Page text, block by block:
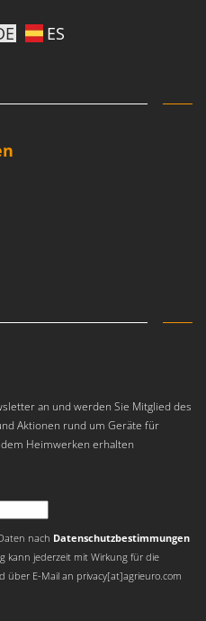
ES
an und werden Sie Mitglied des
Aktionen rund um Geräte für
Heimwerken erhalten
nach Datenschutzbestimmungen
kann jederzeit mit Wirkung für die
über E-Mail an privacy[at]agrieuro.com